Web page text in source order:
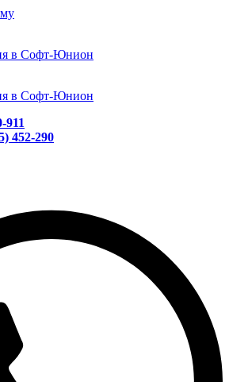
в Софт-Юнион
в Софт-Юнион
911
452-290